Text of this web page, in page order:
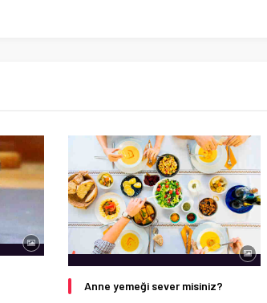
Anne yemeği sever misiniz?